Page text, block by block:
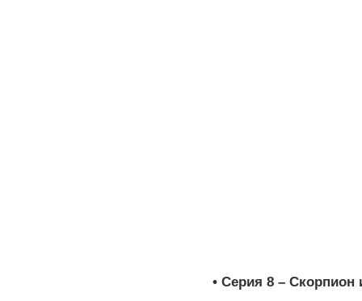
• Серия 8 – Скорпион